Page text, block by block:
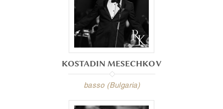
KOSTADIN MESECHKOV
basso (Bulgaria)